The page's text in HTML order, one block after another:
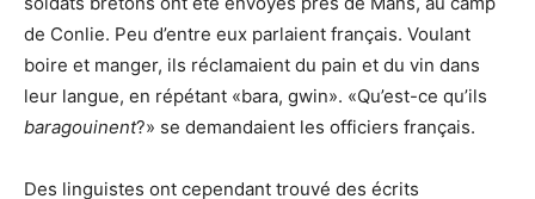
de Conlie. Peu d’entre eux parlaient français. Voulant
boire et manger, ils réclamaient du pain et du vin dans
leur langue, en répétant «bara, gwin». «Qu’est-ce qu’ils
baragouinent?» se demandaient les officiers français.
Des linguistes ont cependant trouvé des écrits